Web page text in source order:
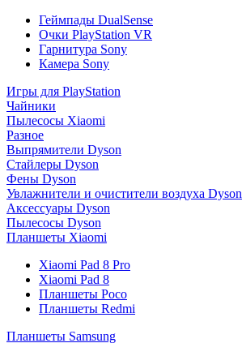
Геймпады DualSense
Очки PlayStation VR
Гарнитура Sony
Камера Sony
Игры для PlayStation
Чайники
Пылесосы Xiaomi
Разное
Выпрямители Dyson
Стайлеры Dyson
Фены Dyson
Увлажнители и очистители воздуха Dyson
Аксессуары Dyson
Пылесосы Dyson
Планшеты Xiaomi
Xiaomi Pad 8 Pro
Xiaomi Pad 8
Планшеты Poco
Планшеты Redmi
Планшеты Samsung